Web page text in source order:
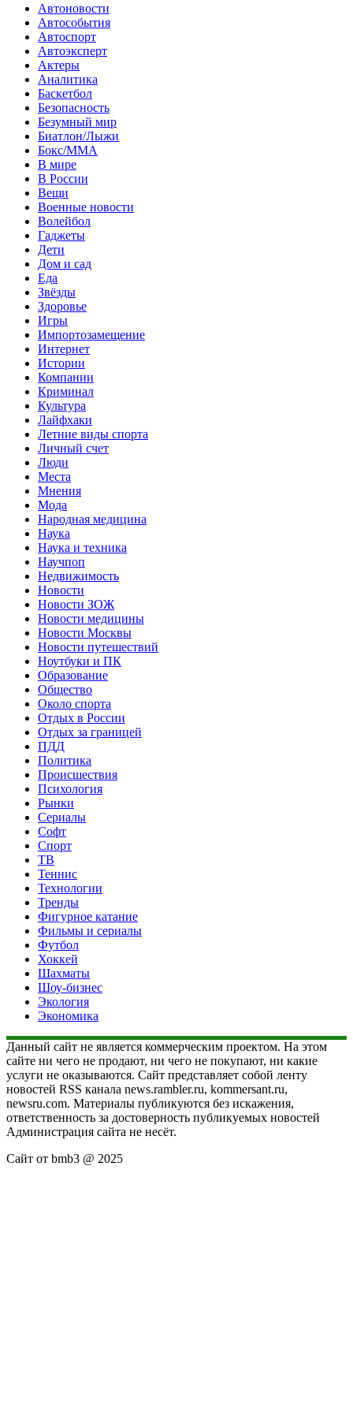
Автоновости
Автособытия
Автоспорт
Автоэксперт
Актеры
Аналитика
Баскетбол
Безопасность
Безумный мир
Биатлон/Лыжи
Бокс/MMA
В мире
В России
Вещи
Военные новости
Волейбол
Гаджеты
Дети
Дом и сад
Еда
Звёзды
Здоровье
Игры
Импортозамещение
Интернет
Истории
Компании
Криминал
Культура
Лайфхаки
Летние виды спорта
Личный счет
Люди
Места
Мнения
Мода
Народная медицина
Наука
Наука и техника
Научпоп
Недвижимость
Новости
Новости ЗОЖ
Новости медицины
Новости Москвы
Новости путешествий
Ноутбуки и ПК
Образование
Общество
Около спорта
Отдых в России
Отдых за границей
ПДД
Политика
Происшествия
Психология
Рынки
Сериалы
Софт
Спорт
ТВ
Теннис
Технологии
Тренды
Фигурное катание
Фильмы и сериалы
Футбол
Хоккей
Шахматы
Шоу-бизнес
Экология
Экономика
Данный сайт не является коммерческим проектом. На этом
сайте ни чего не продают, ни чего не покупают, ни какие
услуги не оказываются. Сайт представляет собой ленту
новостей RSS канала news.rambler.ru, kommersant.ru,
newsru.com. Материалы публикуются без искажения,
ответственность за достоверность публикуемых новостей
Администрация сайта не несёт.
Сайт от bmb3 @ 2025